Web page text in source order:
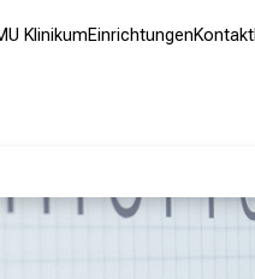
KlinikumEinrichtungenKontakt